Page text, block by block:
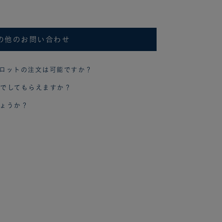
他のお問い合わせ
ットの注文は可能ですか？
してもらえますか？
うか？